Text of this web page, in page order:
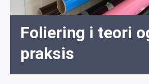
Foliering i teori
praksis